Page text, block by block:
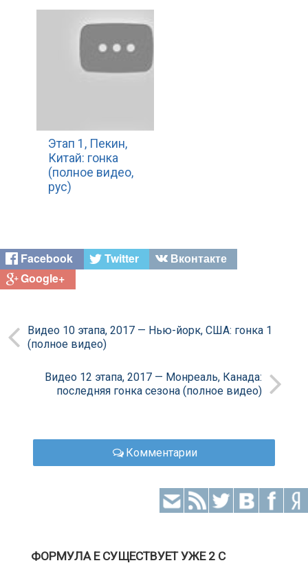
Этап 1, Пекин,
Китай: гонка
(полное видео,
рус)
Facebook Twitter
Вконтакте
Google+
Видео 10 этапа, 2017 — Нью-йорк, США: гонка 1
(полное видео)
Видео 12 этапа, 2017 — Монреаль, Канада:
последняя гонка сезона (полное видео)
Комментарии
ФОРМУЛА Е СУЩЕСТВУЕТ УЖЕ 2 С